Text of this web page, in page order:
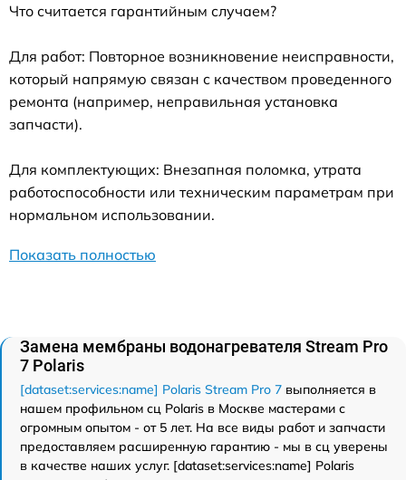
Что считается гарантийным случаем?
Для работ: Повторное возникновение неисправности,
который напрямую связан с качеством проведенного
ремонта (например, неправильная установка
запчасти).
Для комплектующих: Внезапная поломка, утрата
работоспособности или техническим параметрам при
нормальном использовании.
Показать полностью
Замена мембраны водонагревателя Stream Pro
7 Polaris
[dataset:services:name] Polaris Stream Pro 7 выполняется в
нашем профильном сц Polaris в Москве мастерами с
огромным опытом - от 5 лет. На все виды работ и запчасти
предоставляем расширенную гарантию - мы в сц уверены
в качестве наших услуг. [dataset:services:name] Polaris